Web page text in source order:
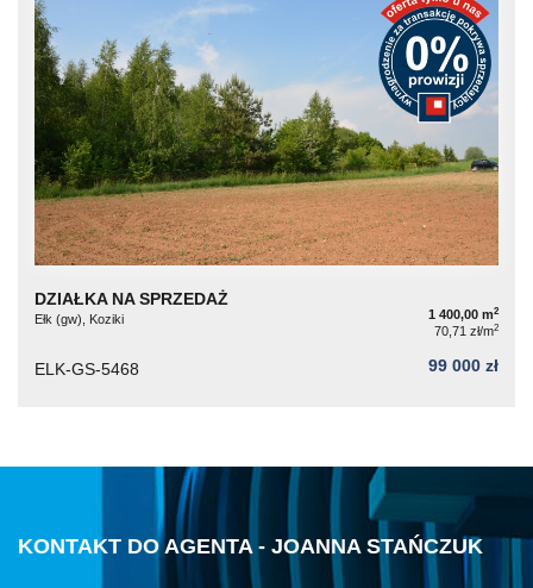
DZIAŁKA NA SPRZEDAŻ
Ełk (gw), Koziki 1 400,00 m2
70,71 zł/m2
ELK-GS-5468 99 000 zł
KONTAKT DO AGENTA - JOANNA STAŃCZUK